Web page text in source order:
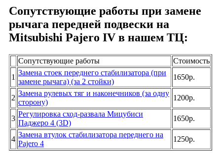
Сопутствующие работы при замене
рычага передней подвески на
Mitsubishi Pajero IV в нашем TЦ:
Сопутствующие работы
Cтоимость
1
Замена стоек переднего стабилизатора (при
замене рычага) (за 2 стойки)
1650р.
2
Замена рулевых тяг и наконечников (за одну
сторону)
1200р.
3
Регулировка сход-развала Мицубиси
Паджеро 4 (3D)
1650р.
4
Замена втулок стабилизатора переднего на
Pajero 4
1250р.